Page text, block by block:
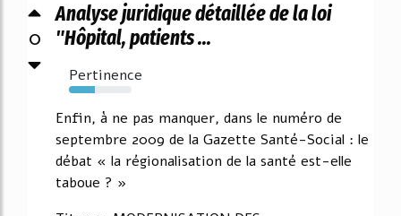
0
Analyse juridique détaillée de la loi
"Hôpital, patients ...
Pertinence
42%
Enfin, à ne pas manquer, dans le numéro de
septembre 2009 de la Gazette Santé-Social : le
débat « la régionalisation de la santé est-elle
taboue ? »